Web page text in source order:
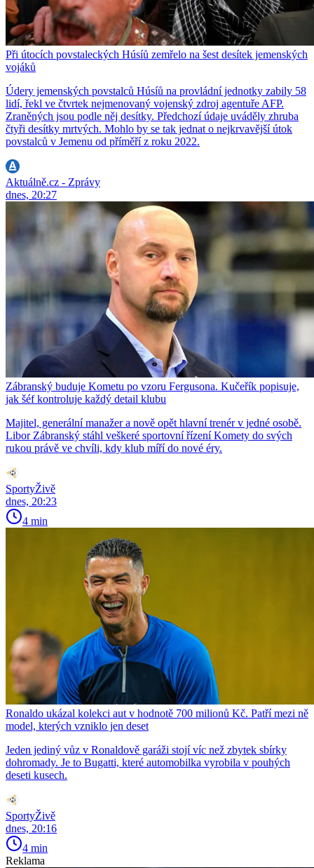
Při útocích povstaleckých Húsíů zemřelo na šest desítek jemenských
vojáků
Údery jemenských povstalců Húsíů na provládní jednotky zabily 58
lidí, řekl ve čtvrtek nejmenovaný vojenský zdroj agentuře AFP.
Zraněných jsou podle něj desítky. Předchozí údaje uváděly zhruba
čtyři desítky mrtvých. Mohlo by se tak jednat o nejkrvavější útok
povstalců v Jemenu od příměří z roku 2022.
Aktuálně.cz - Zprávy
dnes, 20:27
Zábranský buduje Kometu po vzoru Fergusona. Kučeřík popisuje,
jak šéf kontroluje každý detail klubu
Majitel, generální manažer a nově opět hlavní trenér v jedné osobě.
Libor Zábranský stáhl veškeré sportovní řízení Komety do svých
rukou právě ve chvíli, kdy klub míří do nové éry.
SportyŽivě
dnes, 20:23
4 min
Ronaldo ukázal kolekci aut v hodnotě 700 milionů Kč. Patří mezi ně
model, kterých vzniklo jen deset
Jeden jediný vůz v Ronaldově garáži stojí víc než zbytek sbírky
dohromady. Je to Bugatti, které automobilka vyrobila v pouhých
deseti kusech.
SportyŽivě
dnes, 20:16
4 min
Reklama